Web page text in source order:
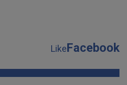
LikeFacebook